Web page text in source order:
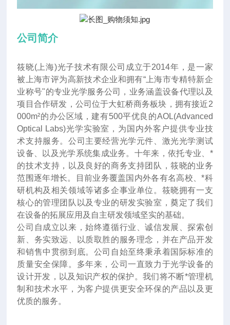
公司简介
筱晓(上海)光子技术有限公司成立于2014年 ， 是一家
被上海市评为高新技术企业和拥有“上海市专精特新企
业称号"的专业光学服务公司，业务涵盖设备代理以及
项目合作研发，公司位于大虹桥商务板块，拥有接近2
000m²的办公区域，建有500平优良的AOL(Advanced
Optical Labs)光学实验室，为国内外客户提供专业技
术支持服务。公司主要经营光学元件、激光光学测试
设备、以及光学系统集成业务。十年来 ，依托专业、*
的技术支持，以及良好的商务支持团队，筱晓的业务
范围逐年增长。目前业务覆盖国内外各有名高校、*科
研机构及相关领域等诸多企事业单位。筱晓拥有一支
核心的管理团队以及专业的研发实验室，奠定了我们
在设备的拓展应用及自主研发领域坚实的基础。
公司自成立以来，始终遵循行业、诚信发展、探索创
新、务实致远、以质取胜的服务理念，并在产品开发
和销售中贯彻到底。公司自始至终秉承着国际标准的
质量安全保障。多年来，公司一直致力于光学设备的
设计开发，以及知识产权的保护。我们将不断*管理机
制和技术水平，为客户提供更安全环保的产品以及更
优质的服务。